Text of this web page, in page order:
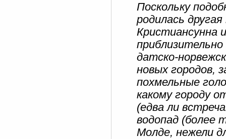
Поскольку
родилась
Кристиансунна
датско-
новых городов,
похмельные
какому городу
(едва ли
водопад (более
Молде, нежели